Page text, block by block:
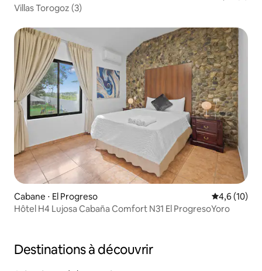
Villas Torogoz (3)
Cabane ⋅ El Progreso Évaluation
4,6 (10)
Hôtel H4 Lujosa Cabaña Comfort N31 El ProgresoYoro
Destinations à découvrir